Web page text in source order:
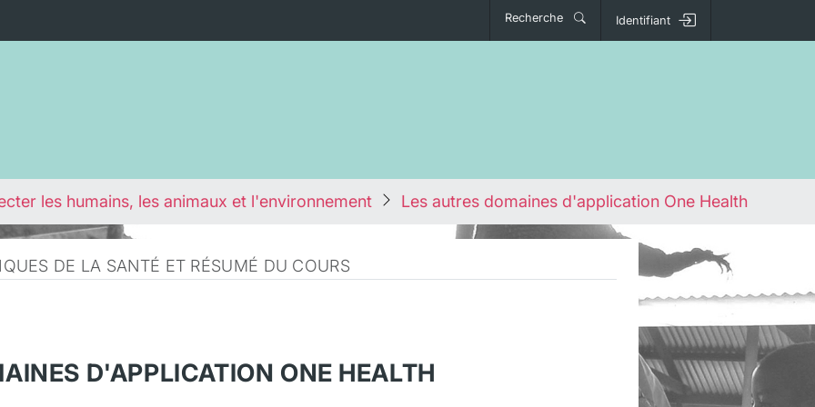
Recherche Identifiant
les humains, les animaux et l'environnement Les autres domaines d'application One Health
DE LA SANTÉ ET RÉSUMÉ DU COURS
D'APPLICATION ONE HEALTH